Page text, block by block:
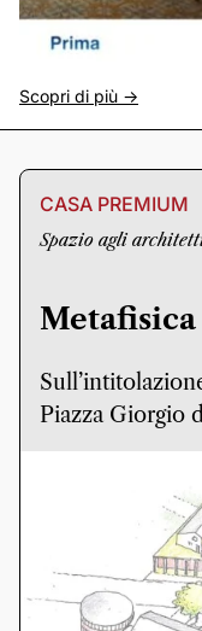
Scopri di più ->
CASA PREMIUM
Spazio agli
Piazza Giorgio